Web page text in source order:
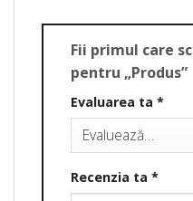
Fii primul care
pentru „Produs”
Evaluarea ta *
Recenzia ta *